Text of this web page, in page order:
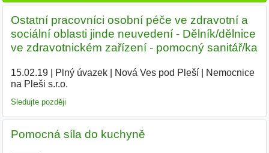
Ostatní pracovníci osobní péče ve zdravotní a
sociální oblasti jinde neuvedení - Dělník/dělnice
ve zdravotnickém zařízení - pomocný sanitář/ka
15.02.19| Plný úvazek| Nová Ves pod Pleší|
Nemocnice
na Pleši s.r.o.
Sledujte později
Pomocná síla do kuchyně